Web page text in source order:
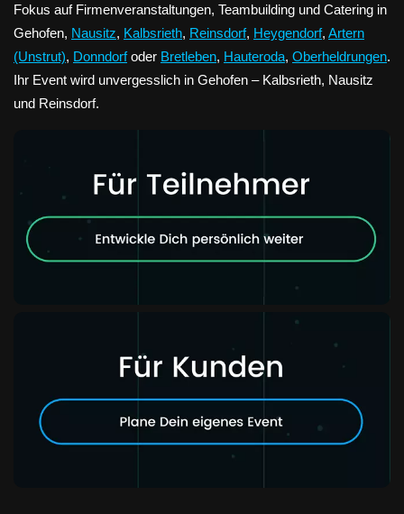
Fokus auf Firmenveranstaltungen, Teambuilding und Catering in
Gehofen, Nausitz, Kalbsrieth, Reinsdorf, Heygendorf, Artern
(Unstrut), Donndorfoder Bretleben, Hauteroda, Oberheldrungen.
Ihr Event wird unvergesslich in Gehofen – Kalbsrieth, Nausitz
und Reinsdorf.